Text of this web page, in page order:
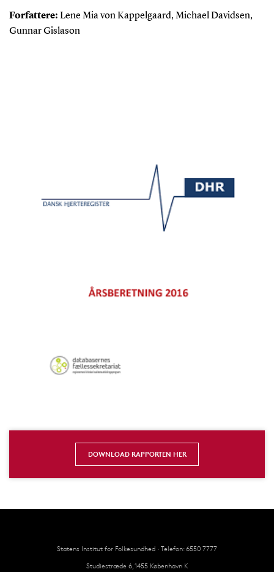
Forfattere: Lene Mia von Kappelgaard, Michael Davidsen,
Gunnar Gislason
DOWNLOAD RAPPORTEN HER
Statens Institut for Folkesundhed · Telefon: 6550 7777
Studiestræde 6, 1455 København K